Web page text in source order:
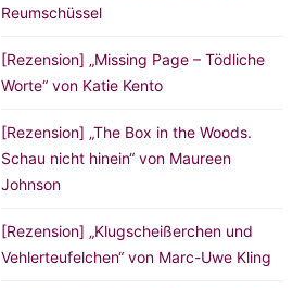
Reumschüssel
[Rezension] „Missing Page – Tödliche
Worte“ von Katie Kento
[Rezension] „The Box in the Woods.
Schau nicht hinein“ von Maureen
Johnson
[Rezension] „Klugscheißerchen und
Vehlerteufelchen“ von Marc-Uwe Kling